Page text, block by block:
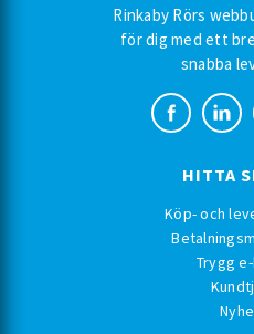
Rinkaby Rörs
för dig med ett
snabba
HITTA
Köp- och
Trygg